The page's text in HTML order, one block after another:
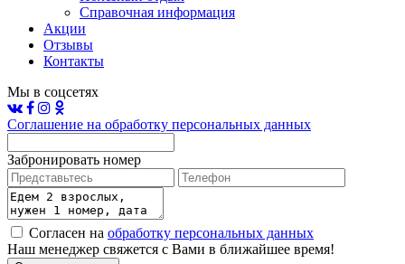
Справочная информация
Акции
Отзывы
Контакты
Мы в соцсетях
Соглашение на обработку персональных данных
Забронировать номер
Согласен на обработку персональных данных
Наш менеджер свяжется с Вами в ближайшее время!